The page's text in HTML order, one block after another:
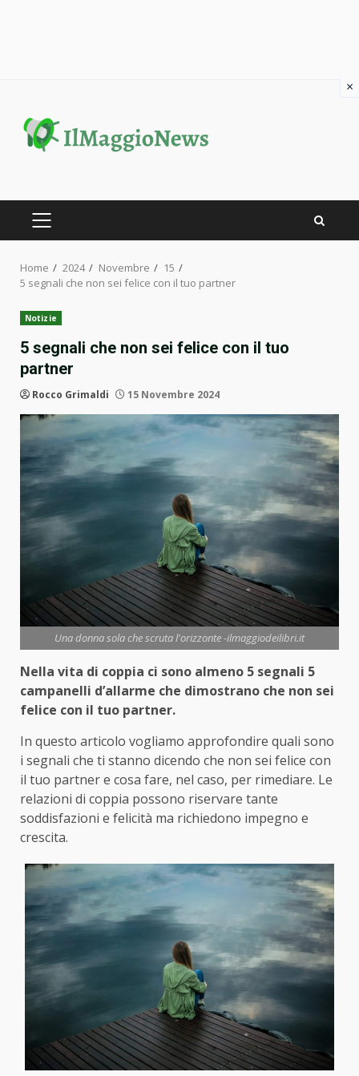
content
PRIMARY
Home 2024 Novembre
15
5 segnali che non sei felice con il tuo partner
Notizie
5 segnali che non sei felice con il tuo
partner
Rocco Grimaldi 15 Novembre 2024
Una donna sola che scruta l'orizzonte -ilmaggiodeilibri.it
Nella vita di coppia ci sono almeno 5 segnali 5
campanelli d’allarme che dimostrano che non sei
felice con il tuo partner.
In questo articolo vogliamo approfondire quali sono
i segnali che ti stanno dicendo che non sei felice con
il tuo partner e cosa fare, nel caso, per rimediare. Le
relazioni di coppia possono riservare tante
soddisfazioni e felicità ma richiedono impegno e
crescita.
×